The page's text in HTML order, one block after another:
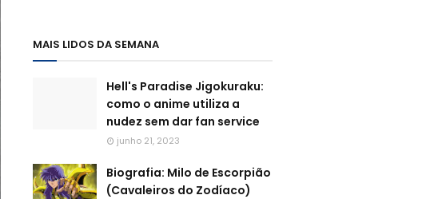
MAIS LIDOS DA SEMANA
Hell's Paradise Jigokuraku:
como o anime utiliza a
nudez sem dar fan service
junho 21, 2023
Biografia: Milo de Escorpião
(Cavaleiros do Zodíaco)